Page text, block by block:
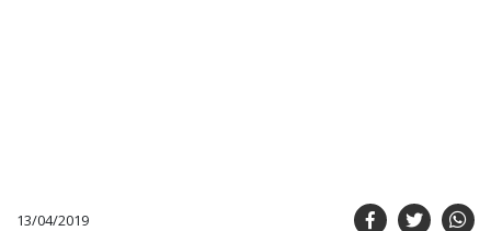
13/04/2019